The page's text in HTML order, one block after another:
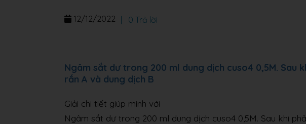
12/12/2022 0 Trả lời
Ngâm sắt dư trong 200 ml dung dịch cuso4 0,5M. Sau
rắn A và dung dịch B
Giải chi tiết giúp mình với
Ngâm sắt dư trong 200 ml dung dịch cuso4 0,5M. Sau khi